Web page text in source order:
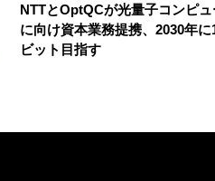
NTTとOptQCが光量子コンピ
に向け資本業務提携、2030年に
ビット目指す